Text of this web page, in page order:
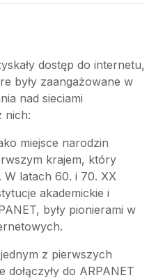
dostęp do internetu,
były zaangażowane w
nad sieciami
nich:
miejsce narodzin
krajem, który
W latach 60. i 70. XX
akademickie i
były pionierami w
jednym z pierwszych
do ARPANET